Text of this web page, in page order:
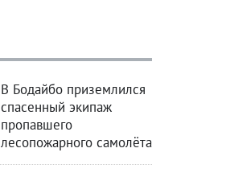
В Бодайбо приземлился
спасенный экипаж
пропавшего
лесопожарного самолёта